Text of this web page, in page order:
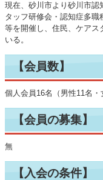
現在、砂川市より砂川市認
タッフ研修会・認知症多職
等を開催し、住民、ケアス
いる。
【会員数】
個人会員16名（男性11名・
【会員の募集】
無
【入会の条件】